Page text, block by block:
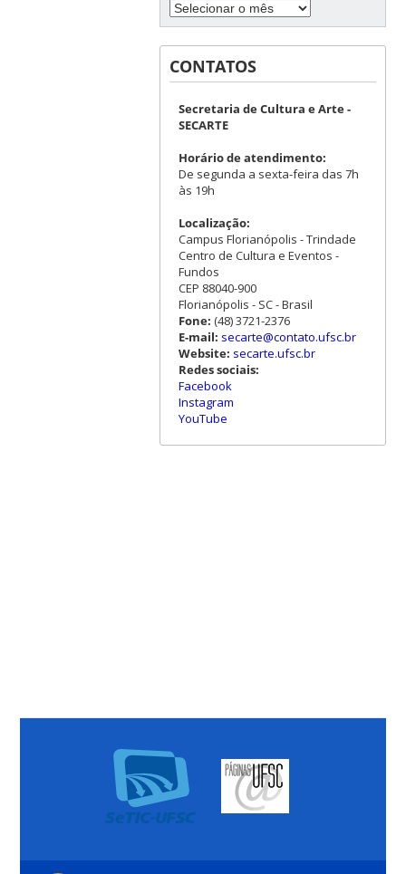
CONTATOS
Secretaria de Cultura e Arte -
SECARTE
Horário de atendimento:
De segunda a sexta-feira das 7h
às 19h
Localização:
Campus Florianópolis - Trindade
Centro de Cultura e Eventos -
Fundos
CEP 88040-900
Florianópolis - SC - Brasil
Fone: (48) 3721-2376
E-mail: secarte@contato.ufsc.br
Website: secarte.ufsc.br
Redes sociais:
Facebook
Instagram
YouTube